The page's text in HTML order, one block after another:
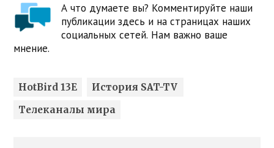
А что думаете вы? Комментируйте наши
публикации здесь и на страницах наших
социальных сетей. Нам важно ваше
мнение.
HotBird 13E
История SAT-TV
Телеканалы мира